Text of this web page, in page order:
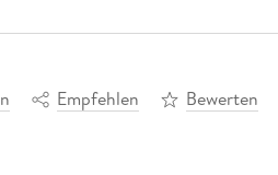
Empfehlen Bewerten